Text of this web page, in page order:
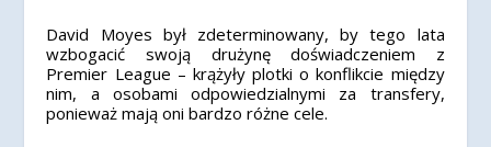
David Moyes był zdeterminowany, by tego lata
wzbogacić swoją drużynę doświadczeniem z
Premier League – krążyły plotki o konflikcie między
nim, a osobami odpowiedzialnymi za transfery,
ponieważ mają oni bardzo różne cele.